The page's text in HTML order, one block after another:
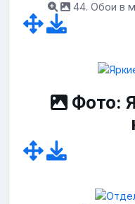
44. Обои в
Фото: